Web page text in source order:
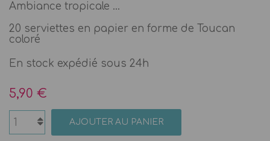
Ambiance tropicale ...
20 serviettes en papier en forme de Toucan
coloré
En stock expédié sous 24h
5,90 €
AJOUTER AU PANIER